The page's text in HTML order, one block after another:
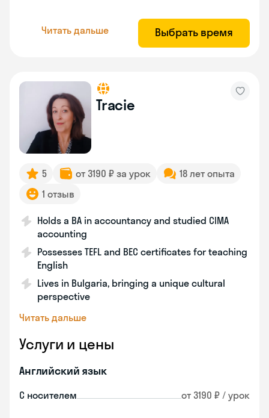
Читать дальше Выбрать время
Tracie
5 от 3190 ₽ за урок
18 лет опыта
1 отзыв
Holds a BA in accountancy and studied CIMA
accounting
Possesses TEFL and BEC certificates for teaching
English
Lives in Bulgaria, bringing a unique cultural
perspective
Читать дальше
Услуги и цены
Английский язык
С носителем от 3190 ₽ / урок